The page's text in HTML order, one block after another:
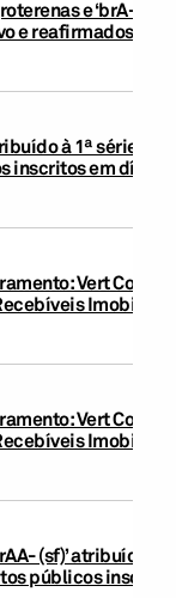
e ‘brA+
e reafirmados;
à 1ª série
inscritos em dívida
Vert
Vert
(sf)’ atribuído à
públicos